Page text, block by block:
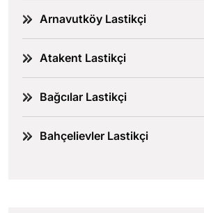
Arnavutköy Lastikçi
Atakent Lastikçi
Bağcılar Lastikçi
Bahçelievler Lastikçi